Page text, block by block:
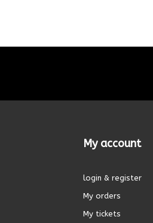
My account
login & register
My orders
My tickets